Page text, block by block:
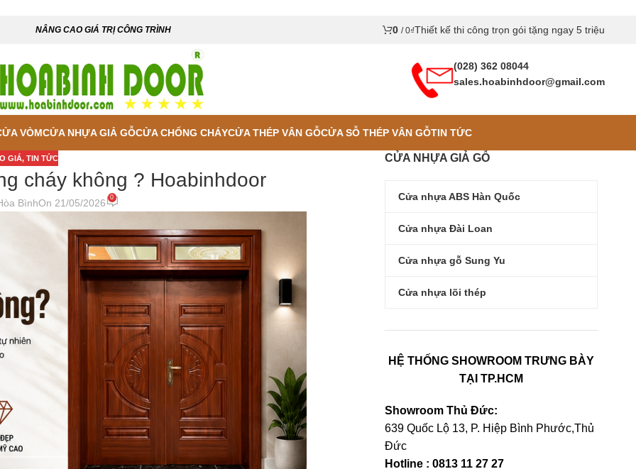
NÂNG CAO GIÁ TRỊ CÔNG TRÌNH 0 / 0₫Thiết kế thi công trọn gói tặng ngay 5 triệu
(028) 362 08044
sales.hoabinhdoor@gmail.com
VÒMCỬA NHỰA GIẢ GỖCỬA CHỐNG CHÁYCỬA THÉP VÂN GỖCỬA SỖ THÉP VÂN GỖTIN TỨC
GIÁ, TIN TỨC
cháy không ? Hoabinhdoor
BìnhOn 21/05/2026 0
CỬA NHỰA GIẢ GỖ
Cửa nhựa ABS Hàn Quốc
Cửa nhựa Đài Loan
Cửa nhựa gỗ Sung Yu
Cửa nhựa lõi thép
HỆ THỐNG SHOWROOM TRƯNG BÀY
TẠI TP.HCM
Showroom Thủ Đức:
639 Quốc Lộ 13, P. Hiệp Bình Phước,Thủ
Đức
Hotline : 0813 11 27 27